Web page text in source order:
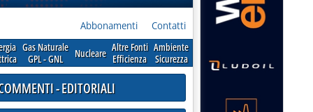
Abbonamenti Contatti
Gas Naturale
GPL - GNL
Nucleare Altre Fonti
Efficienza
Ambiente
Sicurezza
- EDITORIALI